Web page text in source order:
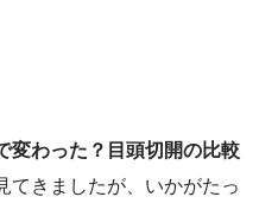
変わった？目頭切開の比較
てきましたが、いかがたっ